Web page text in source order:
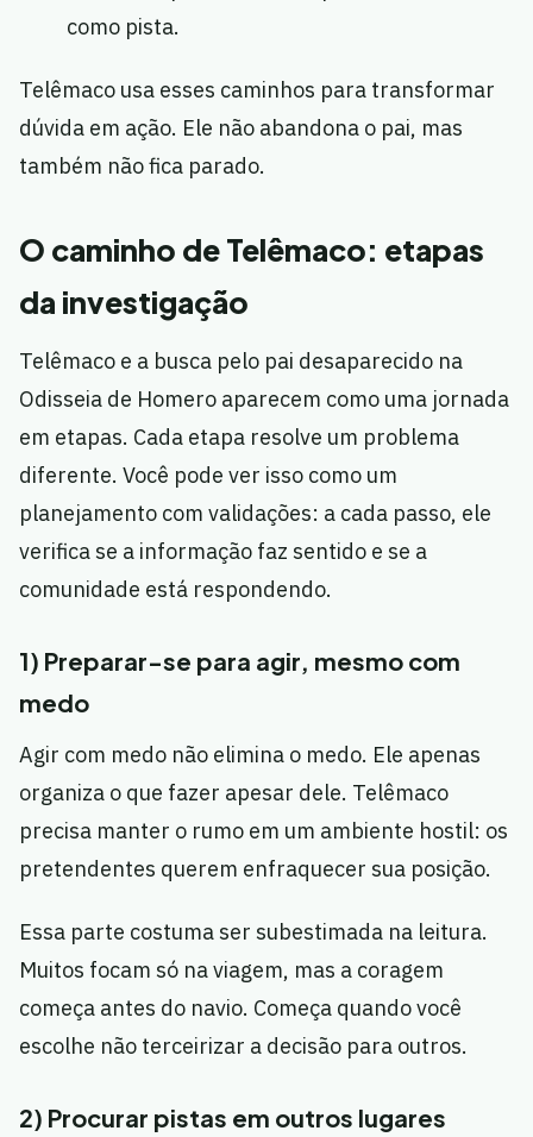
como pista.
Telêmaco usa esses caminhos para transformar
dúvida em ação. Ele não abandona o pai, mas
também não fica parado.
O caminho de Telêmaco: etapas
da investigação
Telêmaco e a busca pelo pai desaparecido na
Odisseia de Homero aparecem como uma jornada
em etapas. Cada etapa resolve um problema
diferente. Você pode ver isso como um
planejamento com validações: a cada passo, ele
verifica se a informação faz sentido e se a
comunidade está respondendo.
1) Preparar-se para agir, mesmo com
medo
Agir com medo não elimina o medo. Ele apenas
organiza o que fazer apesar dele. Telêmaco
precisa manter o rumo em um ambiente hostil: os
pretendentes querem enfraquecer sua posição.
Essa parte costuma ser subestimada na leitura.
Muitos focam só na viagem, mas a coragem
começa antes do navio. Começa quando você
escolhe não terceirizar a decisão para outros.
2) Procurar pistas em outros lugares